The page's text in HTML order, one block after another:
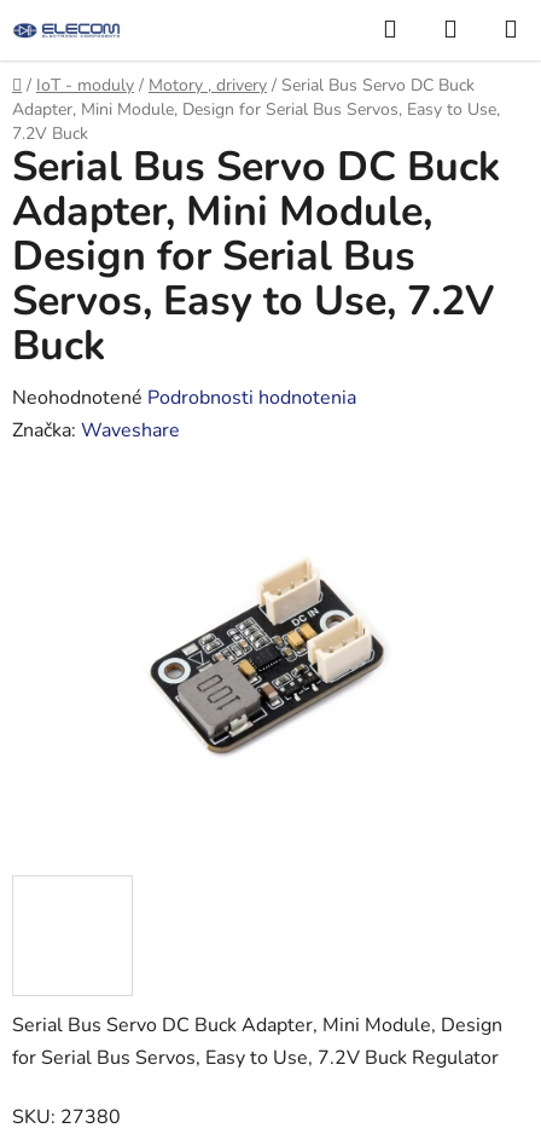
na
obsah
Hľadať
KOŠÍK
Domov
/ IoT - moduly / Motory , drivery / Serial Bus Servo DC Buck
Adapter, Mini Module, Design for Serial Bus Servos, Easy to Use,
7.2V Buck
Serial Bus Servo DC Buck Adapter, Mini Module, Design
for Serial Bus Servos, Easy to Use, 7.2V Buck Regulator
SKU: 27380
Serial Bus Servo DC Buck
Adapter, Mini Module,
Design for Serial Bus
Servos, Easy to Use, 7.2V
Buck
Priemerné
hodnotenie
Neohodnotené Podrobnosti hodnotenia
Značka: Waveshare